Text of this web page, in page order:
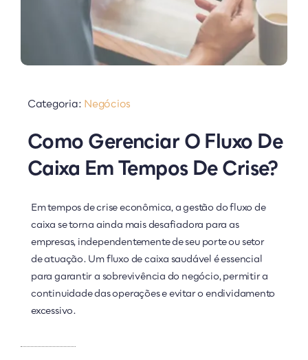
Categoria: Negócios
Como Gerenciar O Fluxo De
Caixa Em Tempos De Crise?
Em tempos de crise econômica, a gestão do fluxo de
caixa se torna ainda mais desafiadora para as
empresas, independentemente de seu porte ou setor
de atuação. Um fluxo de caixa saudável é essencial
para garantir a sobrevivência do negócio, permitir a
continuidade das operações e evitar o endividamento
excessivo.